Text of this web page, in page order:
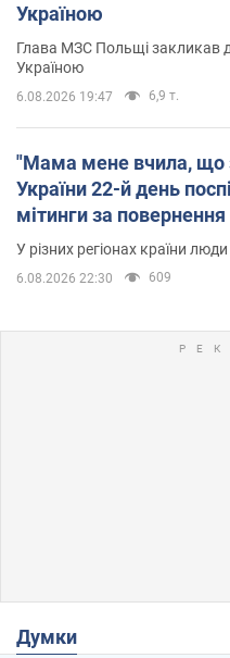
Україною
Глава МЗС Польщі закликав
Україною
6.08.2026 19:47 6,9 т.
"Мама мене вчила, що
України 22-й день
мітинги за
У різних регіонах країни
6.08.2026 22:30 609
Думки